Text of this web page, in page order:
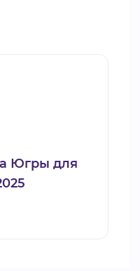
Югры для